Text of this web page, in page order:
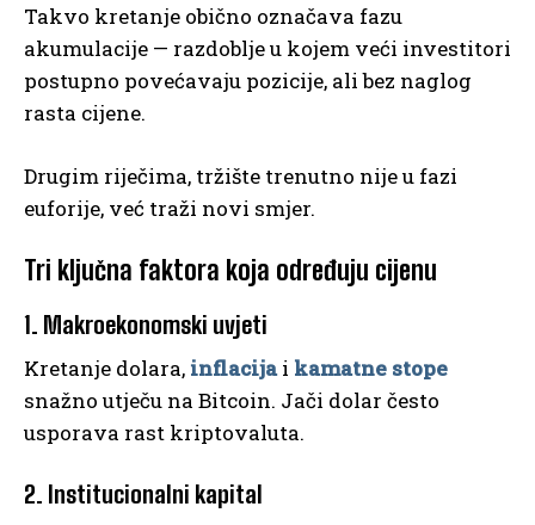
Takvo kretanje obično označava fazu
akumulacije — razdoblje u kojem veći investitori
postupno povećavaju pozicije, ali bez naglog
rasta cijene.
Drugim riječima, tržište trenutno nije u fazi
euforije, već traži novi smjer.
Tri ključna faktora koja određuju cijenu
1. Makroekonomski uvjeti
Kretanje dolara, inflacijai kamatne stope
snažno utječu na Bitcoin. Jači dolar često
usporava rast kriptovaluta.
2. Institucionalni kapital